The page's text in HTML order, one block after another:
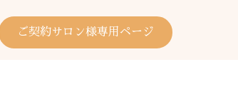
ご契約サロン様専用ページ